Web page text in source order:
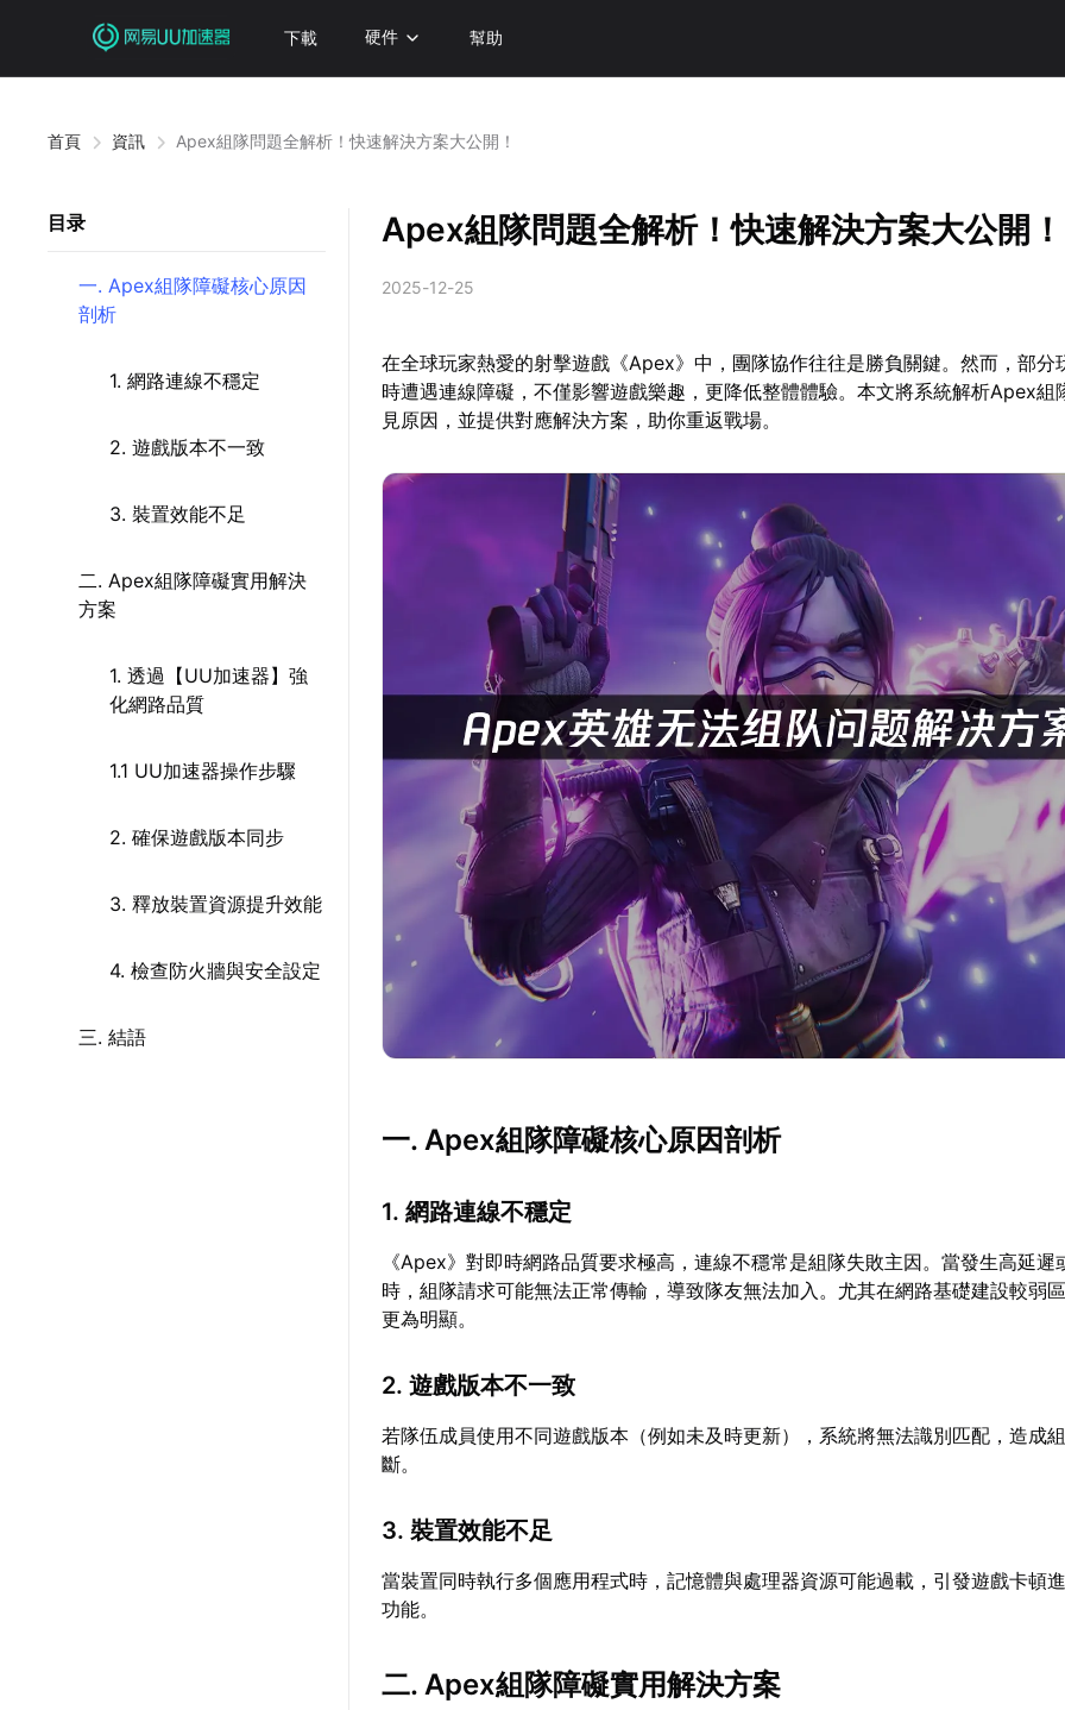
下載 硬件 幫助
首頁 資訊 Apex組隊問題全解析！快速解決方案大公開！
目录
一. Apex組隊障礙核心原因
剖析
1. 網路連線不穩定
2. 遊戲版本不一致
3. 裝置效能不足
二. Apex組隊障礙實用解決
方案
1. 透過【UU加速器】強
化網路品質
1.1 UU加速器操作步驟
2. 確保遊戲版本同步
3. 釋放裝置資源提升效能
4. 檢查防火牆與安全設定
三. 結語
Apex組隊問題全解析！快速解決方案大公開！
2025-12-25
在全球玩家熱愛的射擊遊戲《Apex》中，團隊協作往往是勝負關鍵。然而，部分
時遭遇連線障礙，不僅影響遊戲樂趣，更降低整體體驗。本文將系統解析Apex組
見原因，並提供對應解決方案，助你重返戰場。
一. Apex組隊障礙核心原因剖析
1. 網路連線不穩定
《Apex》對即時網路品質要求極高，連線不穩常是組隊失敗主因。當發生高延遲
時，組隊請求可能無法正常傳輸，導致隊友無法加入。尤其在網路基礎建設較弱
更為明顯。
2. 遊戲版本不一致
若隊伍成員使用不同遊戲版本（例如未及時更新），系統將無法識別匹配，造成
斷。
3. 裝置效能不足
當裝置同時執行多個應用程式時，記憶體與處理器資源可能過載，引發遊戲卡頓
功能。
二. Apex組隊障礙實用解決方案